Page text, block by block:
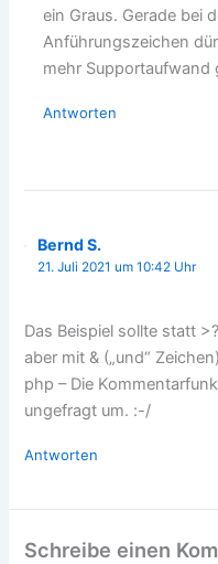
ein Graus. Gerade bei
Anführungszeichen
mehr Supportaufwand
Antworten
Bernd S.
21. Juli 2021 um 10:42 Uhr
Das Beispiel sollte statt
aber mit & („und“
php – Die
ungefragt um. :-/
Antworten
Schreibe einen